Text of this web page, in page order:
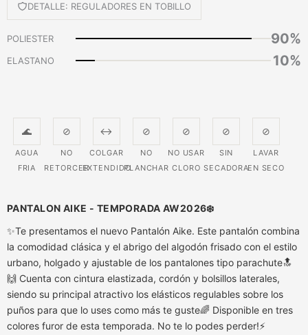
DETALLE: REGULADORES EN TOBILLO
POLIESTER 90%
ELASTANO 10%
🌊
AGUA
FRIA
⊘
NO
RETORCER
↔
COLGAR
EXTENDIDO
⊘
NO
PLANCHAR
⊘
NO USAR
CLORO
⊘
SIN
SECADORA
⊘
LAVAR
EN SECO
PANTALON AIKE - TEMPORADA AW2026❄️
✨Te presentamos el nuevo Pantalón Aike. Este pantalón combina
la comodidad clásica y el abrigo del algodón frisado con el estilo
urbano, holgado y ajustable de los pantalones tipo parachute🔝
🙌 Cuenta con cintura elastizada, cordón y bolsillos laterales,
siendo su principal atractivo los elásticos regulables sobre los
puños para que lo uses como más te guste🌈 Disponible en tres
colores furor de esta temporada. No te lo podes perder!⚡